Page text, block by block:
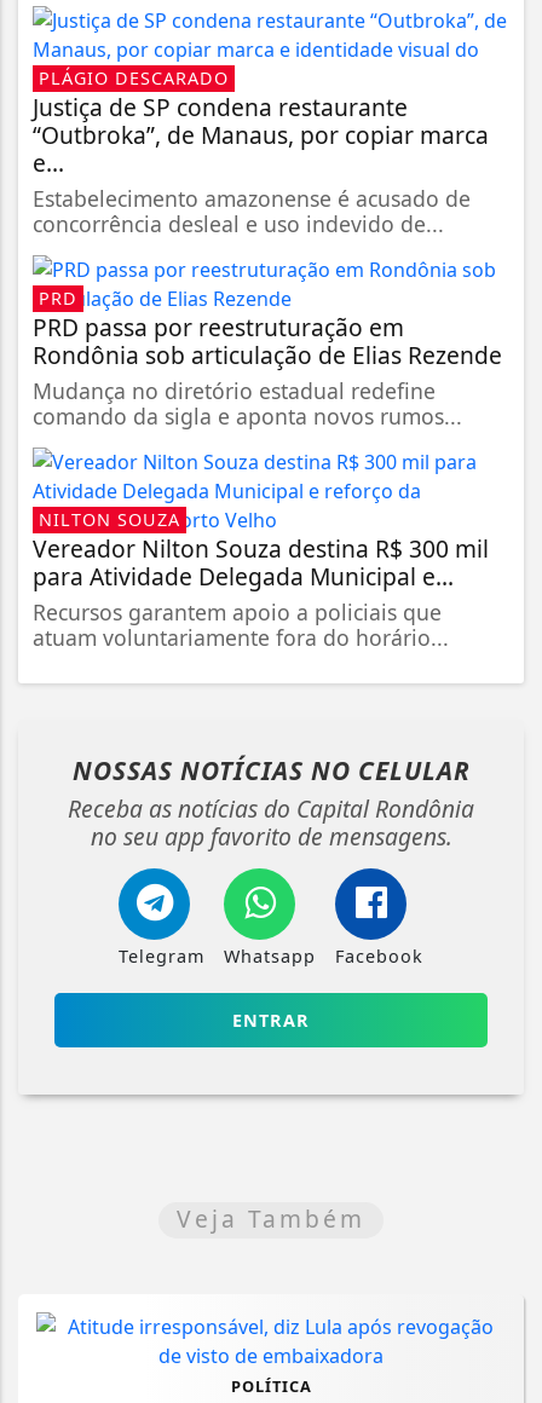
PLÁGIO DESCARADO
Justiça de SP condena restaurante
“Outbroka”, de Manaus, por copiar marca
e...
Estabelecimento amazonense é acusado de
concorrência desleal e uso indevido de...
PRD
PRD passa por reestruturação em
Rondônia sob articulação de Elias Rezende
Mudança no diretório estadual redefine
comando da sigla e aponta novos rumos...
NILTON SOUZA
Vereador Nilton Souza destina R$ 300 mil
para Atividade Delegada Municipal e...
Recursos garantem apoio a policiais que
atuam voluntariamente fora do horário...
NOSSAS NOTÍCIAS NO CELULAR
Receba as notícias do Capital Rondônia
no seu app favorito de mensagens.
Telegram Whatsapp Facebook
ENTRAR
Veja Também
POLÍTICA